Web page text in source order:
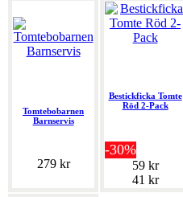
Tomtebobarnen
Barnservis
279 kr
Bestickficka Tomte
Röd 2-Pack
-30%
59 kr
41 kr